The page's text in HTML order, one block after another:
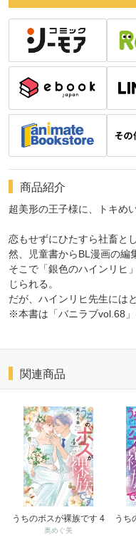
商品紹介
超美形の王子様に、トキめ
恋もせずにひたすら社畜と
然、児童書からBL漫画の編
そこで「銀色のハインリヒ
じられる。
だが、ハインリヒ先生には
※本書は「バニラブvol.68」
関連商品
うちのボスが裸族です 4
奥めぐ美
うち